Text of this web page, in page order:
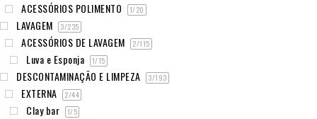
ACESSÓRIOS POLIMENTO 1/20
LAVAGEM 3/235
ACESSÓRIOS DE LAVAGEM 2/115
Luva e Esponja 1/15
DESCONTAMINAÇÃO E LIMPEZA 3/193
EXTERNA 2/44
Clay bar 1/5